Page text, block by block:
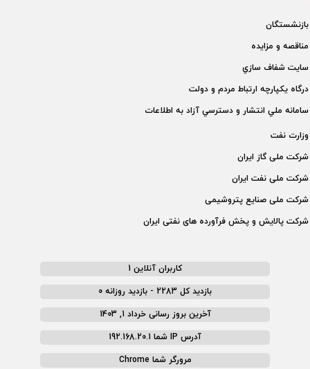
بازنشستگان
مناقصه و مزايده
سايت شفاف سازي
درگاه يكپارچه ارتباط مردم و دولت
سامانه ملي انتشار و دسترسي آزاد به اطلاعات
وزارت نفت
شركت ملی گاز ايران
شركت ملی نفت ايران
شركت ملی صنايع پتروشيمی
شركت پالايش و پخش فرآورده های نفتی ايران
کاربران آنلاین 1
بازدید کل 2283 - بازدید روزانه 0
آخرین بروز رسانی خرداد 1, 1403
آدرس IP شما 192.168.20.1
مرورگر شما Chrome